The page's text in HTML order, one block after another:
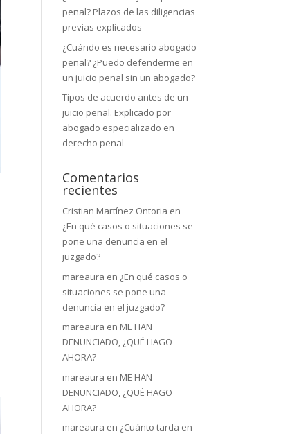
penal? Plazos de las diligencias
previas explicados
¿Cuándo es necesario abogado
penal? ¿Puedo defenderme en
un juicio penal sin un abogado?
Tipos de acuerdo antes de un
juicio penal. Explicado por
abogado especializado en
derecho penal
Comentarios
recientes
Cristian Martínez Ontoria en
¿En qué casos o situaciones se
pone una denuncia en el
juzgado?
mareaura en ¿En qué casos o
situaciones se pone una
denuncia en el juzgado?
mareaura en ME HAN
DENUNCIADO, ¿QUÉ HAGO
AHORA?
mareaura en ME HAN
DENUNCIADO, ¿QUÉ HAGO
AHORA?
mareaura en ¿Cuánto tarda en